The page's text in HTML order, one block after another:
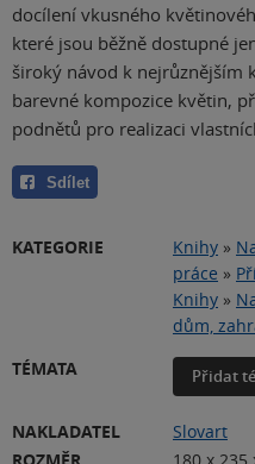
docílení vkusného
které jsou běžně dostupné
široký návod k nejrůznějším
barevné kompozice květin,
podnětů pro realizaci
Sdílet
KATEGORIE Knihy »
práce »
Knihy »
dům,
TÉMATA
Přidat
NAKLADATEL
Slovart